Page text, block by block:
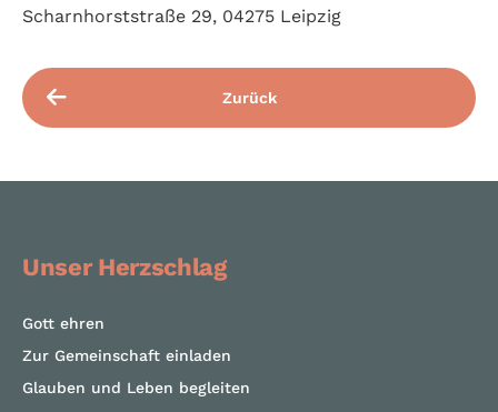
Scharnhorststraße 29, 04275 Leipzig
Zurück
Unser Herzschlag
Gott ehren
Zur Gemeinschaft einladen
Glauben und Leben begleiten